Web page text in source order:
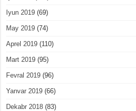
Iyun 2019 (69)
May 2019 (74)
Aprel 2019 (110)
Mart 2019 (95)
Fevral 2019 (96)
Yanvar 2019 (66)
Dekabr 2018 (83)